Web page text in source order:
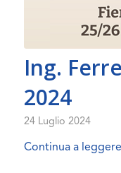
Ing.
2024
24 Luglio 2024
Continua a leggere